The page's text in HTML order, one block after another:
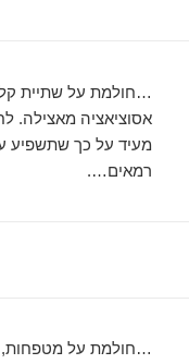
…חולמת על שתיית
אסוציאציה מאצילה.
מעיד על כך שתשפיע
רמאים….
…חולמת על מטפחות,